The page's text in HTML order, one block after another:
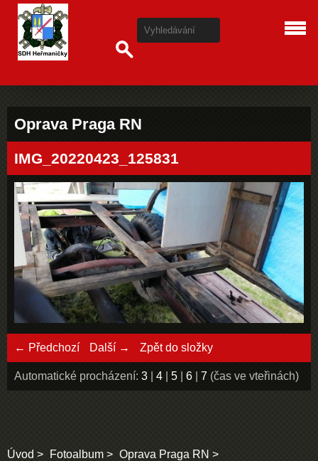
Oprava Praga RN
IMG_20220423_125831
← Předchozí Další → Zpět do složky
Automatické procházení: 3 4 5 6 7 (čas ve vteřinách)
Úvod Fotoalbum
Oprava Praga RN